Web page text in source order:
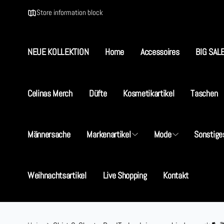
Store information block
NEUE KOLLEKTION Home Accessoires BIG
Celinas Merch Düfte Kosmetikartikel Taschen
Männersache Markenartikel Mode
Weihnachtsartikel Live Shopping Kontakt